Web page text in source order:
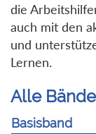
die
auch mit den
und
Lernen.
Alle
Basisband